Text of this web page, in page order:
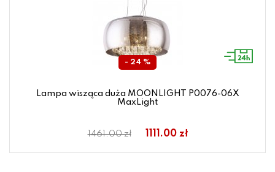
- 24 %
Lampa wisząca duża MOONLIGHT P0076-06X
MaxLight
1461.00 zł 1111.00 zł